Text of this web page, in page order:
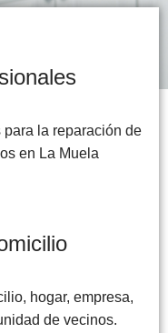
la reparación de
en La Muela
hogar, empresa,
de vecinos.